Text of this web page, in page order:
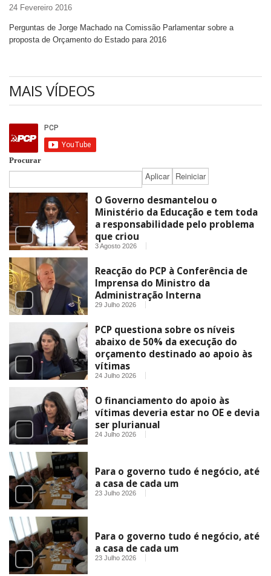
24 Fevereiro 2016
Perguntas de Jorge Machado na Comissão Parlamentar sobre a
proposta de Orçamento do Estado para 2016
MAIS VÍDEOS
Procurar
O Governo desmantelou o
Ministério da Educação e tem toda
a responsabilidade pelo problema
que criou
3 Agosto 2026
Reacção do PCP à Conferência de
Imprensa do Ministro da
Administração Interna
29 Julho 2026
PCP questiona sobre os níveis
abaixo de 50% da execução do
orçamento destinado ao apoio às
vítimas
24 Julho 2026
O financiamento do apoio às
vítimas deveria estar no OE e devia
ser plurianual
24 Julho 2026
Para o governo tudo é negócio, até
a casa de cada um
23 Julho 2026
Para o governo tudo é negócio, até
a casa de cada um
23 Julho 2026